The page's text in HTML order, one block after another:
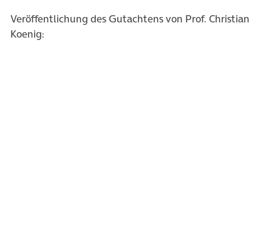
Veröffentlichung des Gutachtens von Prof. Christian
Koenig: